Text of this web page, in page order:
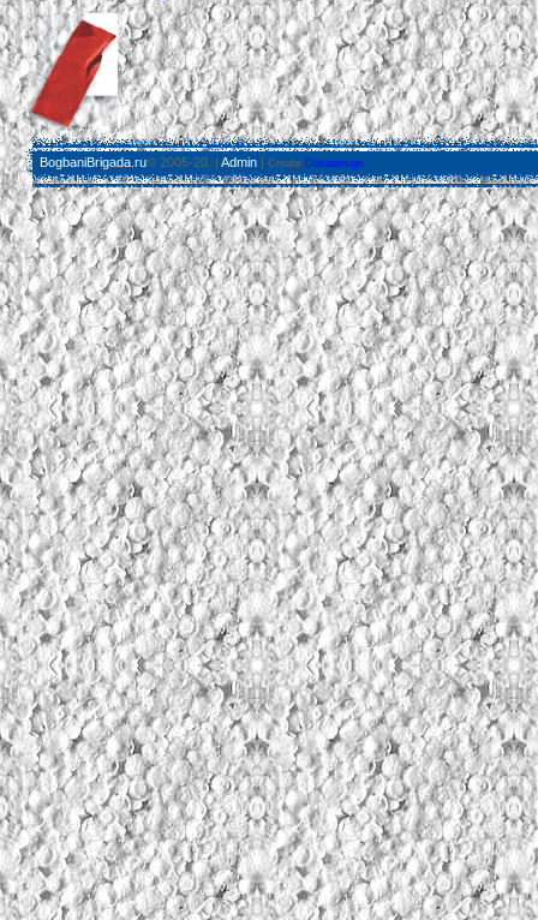
BogbaniBrigada.ru© 2005-20. | Admin | Create Dokadesign.